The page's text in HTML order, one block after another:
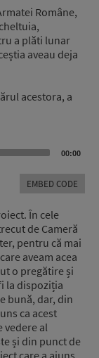
Române,
a plăti lunar
aveau deja
acestora, a
00:00
EMBED CODE
În cele
de Cameră
pentru că mai
aveam acea
o pregătire și
la dispoziția
bună, dar, din
ca acest
vedere al
și din punct de